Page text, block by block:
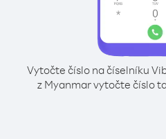
Vytočte číslo na číselníku
z Myanmar vytočte číslo